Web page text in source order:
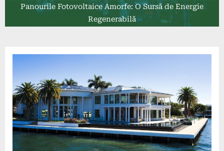
Panourile Fotovoltaice Amorfe: O Sursă de Energie
Regenerabilă